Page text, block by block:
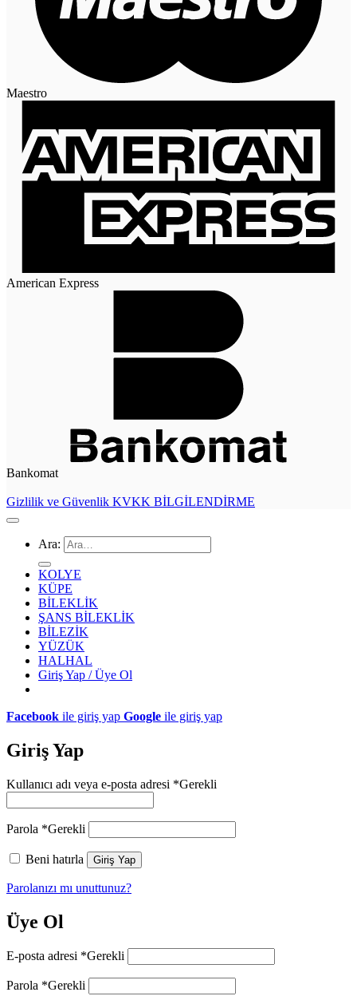
Maestro
American Express
Bankomat
Gizlilik ve Güvenlik KVKK BİLGİLENDİRME
Ara:
KOLYE
KÜPE
BİLEKLİK
ŞANS BİLEKLİK
BİLEZİK
YÜZÜK
HALHAL
Giriş Yap / Üye Ol
Facebook ile giriş yap Google ile giriş yap
Giriş Yap
Kullanıcı adı veya e-posta adresi *Gerekli
Parola *Gerekli
Beni hatırla Giriş Yap
Parolanızı mı unuttunuz?
Üye Ol
E-posta adresi *Gerekli
Parola *Gerekli